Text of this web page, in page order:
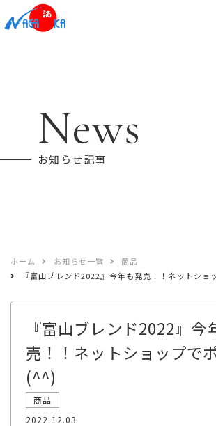
News
お知らせ記事
ホーム お知らせ一覧
商品
『富山ブレンド2022』今年も発売！！ネットシ
『富山ブレンド2022』今
売！！ネットショップで
(^^)
商品
2022.12.03